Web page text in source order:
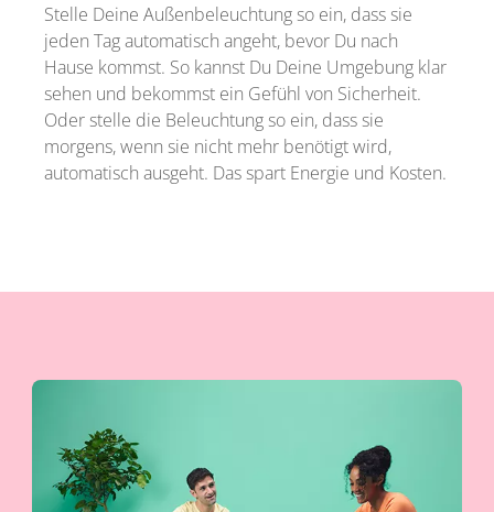
Stelle Deine Außenbeleuchtung so ein, dass sie
jeden Tag automatisch angeht, bevor Du nach
Hause kommst. So kannst Du Deine Umgebung klar
sehen und bekommst ein Gefühl von Sicherheit.
Oder stelle die Beleuchtung so ein, dass sie
morgens, wenn sie nicht mehr benötigt wird,
automatisch ausgeht. Das spart Energie und Kosten.